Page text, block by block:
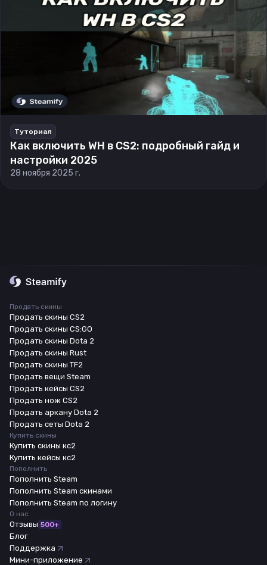
Туториал
Как включить WH в CS2: подробный гайд и
настройки 2025
28 ноября 2025 г.
Продать скины
Продать скины CS2
Продать скины CS:GO
Продать скины Dota 2
Продать скины Rust
Продать скины TF2
Продать вещи Steam
Продать кейсы CS2
Продать нож CS2
Продать аркану Dota 2
Продать сеты Dota 2
Купить скины
Купить скины кс2
Купить кейсы кс2
Пополнить
Пополнить Steam
Пополнить Steam скинами
Пополнить Steam по логину
О нас
Отзывы 500+
Блог
Поддержка
Мини-приложение